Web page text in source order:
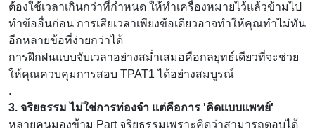
ต้องใช้เวลาเกินกว่าที่กำหนด ให้ทำเครื่องหมายไว้แล้วข้ามไป
ทำข้ออื่นก่อน การเสียเวลาเพียงข้อเดียวอาจทำให้คุณทำไม่ทัน
อีกหลายข้อที่ง่ายกว่าได้
การฝึกฝนแบบจับเวลาอย่างสม่ำเสมอคือกลยุทธ์เดียวที่จะช่วย
ให้คุณควบคุมการสอบ TPAT1 ได้อย่างสมบูรณ์
.
3. จริยธรรม ไม่ใช่การท่องจำ แต่คือการ 'คิดแบบแพทย์'
หลายคนมองข้าม Part จริยธรรมเพราะคิดว่าสามารถตอบได้